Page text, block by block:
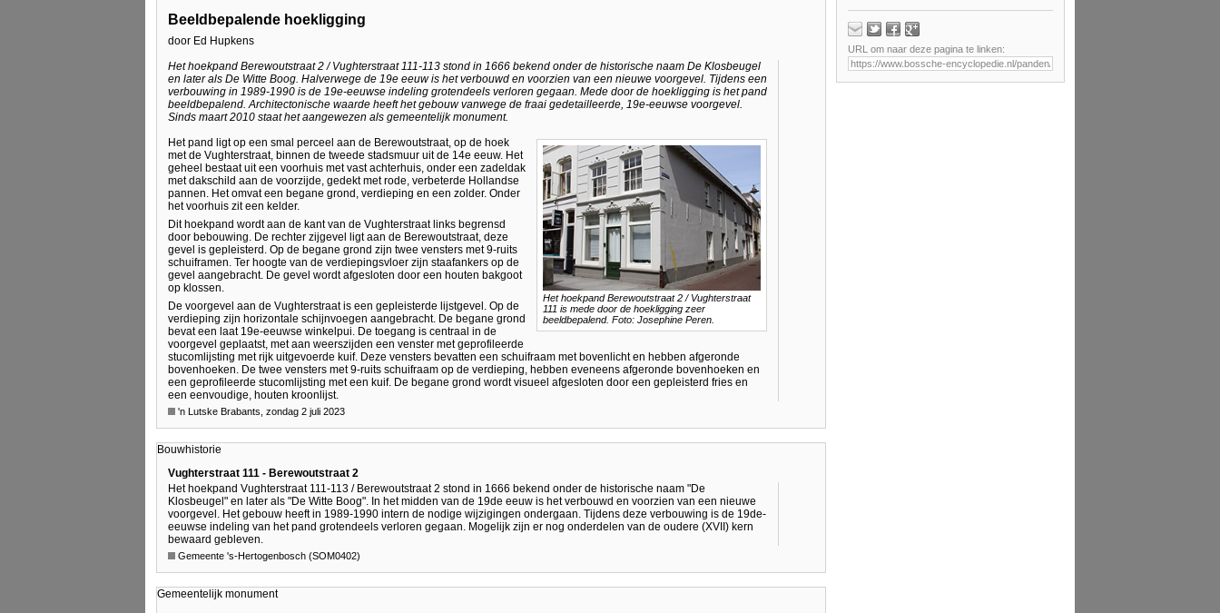
Beeldbepalende hoekligging
door Ed Hupkens
Het hoekpand Berewoutstraat 2 / Vughterstraat 111-113 stond in 1666 bekend onder de historische naam De Klosbeugel
en later als De Witte Boog. Halverwege de 19e eeuw is het verbouwd en voorzien van een nieuwe voorgevel. Tijdens een
verbouwing in 1989-1990 is de 19e-eeuwse indeling grotendeels verloren gegaan. Mede door de hoekligging is het pand
beeldbepalend. Architectonische waarde heeft het gebouw vanwege de fraai gedetailleerde, 19e-eeuwse voorgevel.
Sinds maart 2010 staat het aangewezen als gemeentelijk monument.
Het hoekpand Berewoutstraat 2 / Vughterstraat
111 is mede door de hoekligging zeer
beeldbepalend. Foto: Josephine Peren.
Het pand ligt op een smal perceel aan de Berewoutstraat, op de hoek
met de Vughterstraat, binnen de tweede stadsmuur uit de 14e eeuw. Het
geheel bestaat uit een voorhuis met vast achterhuis, onder een zadeldak
met dakschild aan de voorzijde, gedekt met rode, verbeterde Hollandse
pannen. Het omvat een begane grond, verdieping en een zolder. Onder
het voorhuis zit een kelder.
Dit hoekpand wordt aan de kant van de Vughterstraat links begrensd
door bebouwing. De rechter zijgevel ligt aan de Berewoutstraat, deze
gevel is gepleisterd. Op de begane grond zijn twee vensters met 9-ruits
schuiframen. Ter hoogte van de verdiepingsvloer zijn staafankers op de
gevel aangebracht. De gevel wordt afgesloten door een houten bakgoot
op klossen.
De voorgevel aan de Vughterstraat is een gepleisterde lijstgevel. Op de
verdieping zijn horizontale schijnvoegen aangebracht. De begane grond
bevat een laat 19e-eeuwse winkelpui. De toegang is centraal in de
voorgevel geplaatst, met aan weerszijden een venster met geprofileerde
stucomlijsting met rijk uitgevoerde kuif. Deze vensters bevatten een schuifraam met bovenlicht en hebben afgeronde
bovenhoeken. De twee vensters met 9-ruits schuifraam op de verdieping, hebben eveneens afgeronde bovenhoeken en
een geprofileerde stucomlijsting met een kuif. De begane grond wordt visueel afgesloten door een gepleisterd fries en
een eenvoudige, houten kroonlijst.
'n Lutske Brabants, zondag 2 juli 2023
Bouwhistorie
Vughterstraat 111 - Berewoutstraat 2
Het hoekpand Vughterstraat 111-113 / Berewoutstraat 2 stond in 1666 bekend onder de historische naam "De
Klosbeugel" en later als "De Witte Boog". In het midden van de 19de eeuw is het verbouwd en voorzien van een nieuwe
voorgevel. Het gebouw heeft in 1989-1990 intern de nodige wijzigingen ondergaan. Tijdens deze verbouwing is de 19de-
eeuwse indeling van het pand grotendeels verloren gegaan. Mogelijk zijn er nog onderdelen van de oudere (XVII) kern
bewaard gebleven.
Gemeente 's-Hertogenbosch (SOM0402)
Gemeentelijk monument
URL om naar deze pagina te linken: